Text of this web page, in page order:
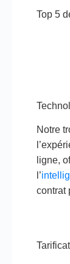
Top 5
Notre
ligne,
l’
contrat